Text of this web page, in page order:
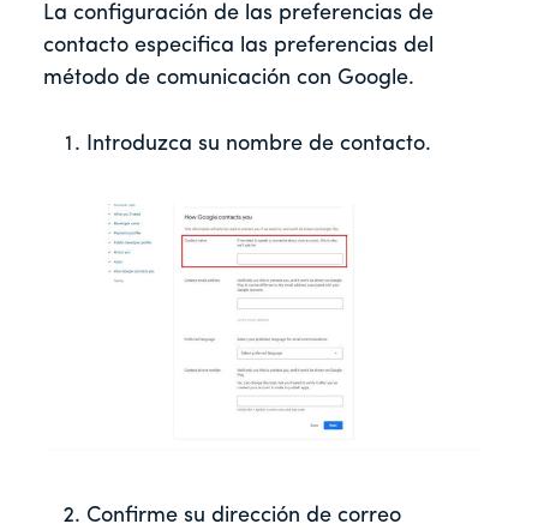
La configuración de las preferencias de
contacto especifica las preferencias del
método de comunicación con Google.
Introduzca su nombre de contacto.
Confirme su dirección de correo